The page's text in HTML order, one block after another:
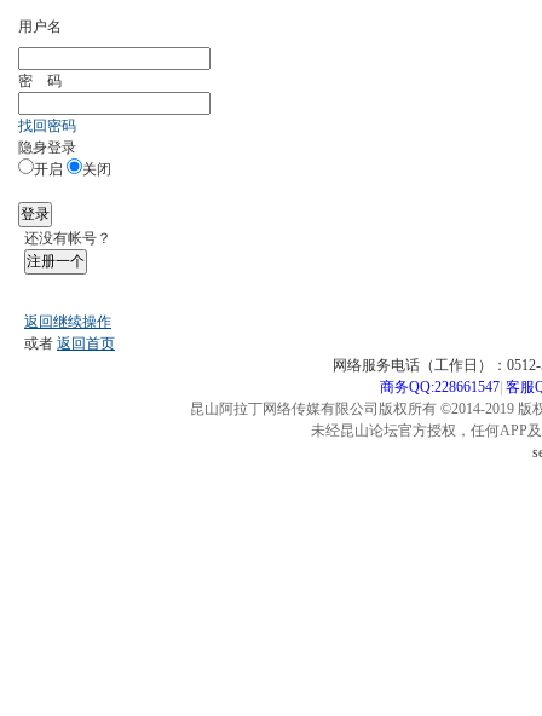
用户名
密 码
找回密码
隐身登录
开启
关闭
登录
还没有帐号？
注册一个
返回继续操作
或者 返回首页
网络服务电话（工作日）：
商务QQ:228661547| 客服
昆山阿拉丁网络传媒有限公司版权所有 ©2014-2019
未经昆山论坛官方授权，任何APP